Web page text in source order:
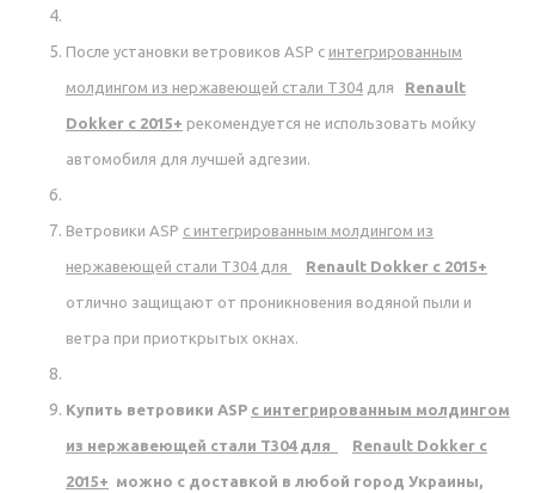
После установки ветровиков ASP с интегрированным
молдингом из нержавеющей стали Т304 для Renault
Dokker c 2015+ рекомендуется не использовать мойку
автомобиля для лучшей адгезии.
Ветровики ASP с интегрированным молдингом из
нержавеющей стали Т304 для Renault Dokker c 2015+
отлично защищают от проникновения водяной пыли и
ветра при приоткрытых окнах.
Купить ветровики ASP с интегрированным молдингом
из нержавеющей стали Т304для Renault Dokker c
2015+ можно с доставкой в любой город Украины,